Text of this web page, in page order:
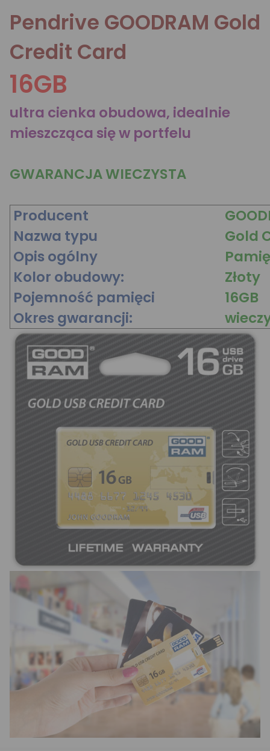
Pendrive GOODRAM Gold
Credit Card
16GB
ultra cienka obudowa, idealnie
mieszcząca się w portfelu
GWARANCJA WIECZYSTA
Producent
Nazwa typu
Gold
Opis ogólny
Kolor obudowy:
Złoty
Pojemność pamięci
16GB
Okres gwarancji: